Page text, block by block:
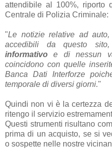
attendibile al 100%, riporto
Centrale di Polizia Criminale:
"Le notizie relative ad
accedibili da questo
informativo e di nessun
coincidono con quelle
Banca Dati Interforze
temporale di diversi giorni."
Quindi non vi è la certezza
ritengo il servizio
Questi strumenti risultano
prima di un acquisto, se si
o sospette nelle nostre